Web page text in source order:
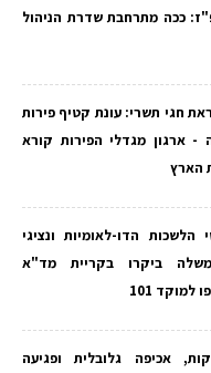
ככה מתרחבת שדרת הניהול
חגי תשרי: עונת קטיף פירות
- ארגון מגדלי הפירות קורא
הארץ
הלשכות הדו-לאומיות ונציגי
ביקרו בקריית מד"א
101
אכיפה גלובלית ופגיעה